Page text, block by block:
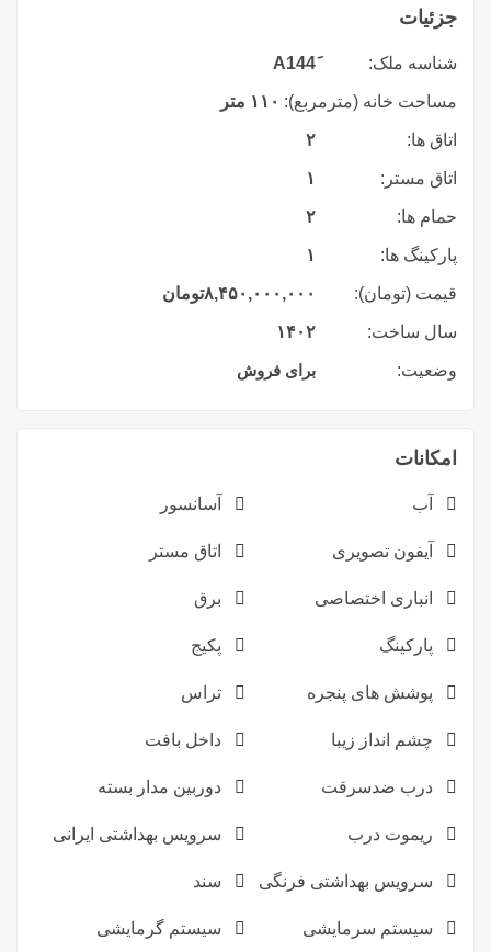
جزئیات
شناسه ملک:
مساحت خانه (مترمربع): ۱۱۰ متر
اتاق ها: ۲
اتاق مستر: ۱
حمام ها: ۲
پارکینگ ها: ۱
قیمت (تومان): ۸,۴۵۰,۰۰۰,۰۰۰تومان
سال ساخت: ۱۴۰۲
وضعیت: برای فروش
امکانات
آب آسانسور
آیفون تصویری اتاق مستر
انباری اختصاصی برق
پارکینگ پکیج
پوشش های پنجره تراس
چشم انداز زیبا داخل بافت
درب ضدسرقت دوربین مدار بسته
ریموت درب سرویس بهداشتی ایرانی
سرویس بهداشتی فرنگی سند
سیستم سرمایشی سیستم گرمایشی